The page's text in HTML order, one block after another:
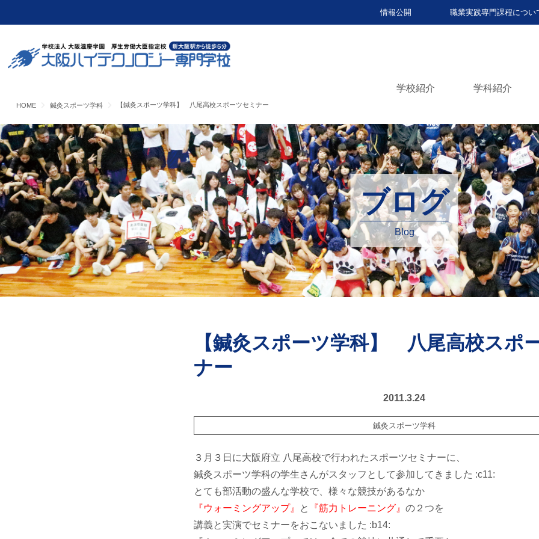
情報公開 職業実践専門課程につい
学校紹介 学科紹介
HOME 鍼灸スポーツ学科 【鍼灸スポーツ学科】 八尾高校スポーツセミナー
ブログ
Blog
【鍼灸スポーツ学科】 八尾高校スポ
ナー
2011.3.24
鍼灸スポーツ学科
３月３日に大阪府立 八尾高校で行われたスポーツセミナーに、
鍼灸スポーツ学科の学生さんがスタッフとして参加してきました :c11:
とても部活動の盛んな学校で、様々な競技があるなか
『ウォーミングアップ』
と 『筋力トレーニング』 の２つを
講義と実演でセミナーをおこないました :b14: